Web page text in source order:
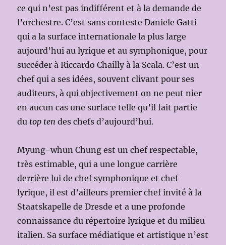
ce qui n’est pas indifférent et à la demande de
l’orchestre. C’est sans conteste Daniele Gatti
qui a la surface internationale la plus large
aujourd’hui au lyrique et au symphonique, pour
succéder à Riccardo Chailly à la Scala. C’est un
chef qui a ses idées, souvent clivant pour ses
auditeurs, à qui objectivement on ne peut nier
en aucun cas une surface telle qu’il fait partie
du top ten des chefs d’aujourd’hui.
Myung-whun Chung est un chef respectable,
très estimable, qui a une longue carrière
derrière lui de chef symphonique et chef
lyrique, il est d’ailleurs premier chef invité à la
Staatskapelle de Dresde et a une profonde
connaissance du répertoire lyrique et du milieu
italien. Sa surface médiatique et artistique n’est